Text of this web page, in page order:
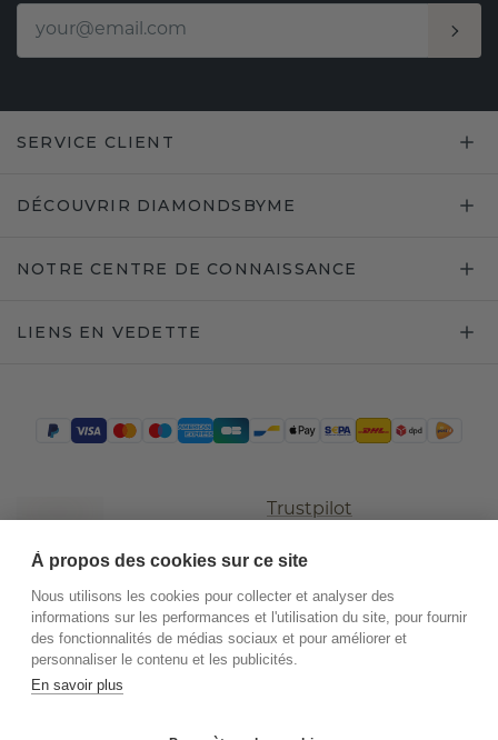
SERVICE CLIENT
DÉCOUVRIR DIAMONDSBYME
NOTRE CENTRE DE CONNAISSANCE
LIENS EN VEDETTE
Trustpilot
.DiamondsByMe
À propos des cookies sur ce site
Nous utilisons les cookies pour collecter et analyser des
informations sur les performances et l'utilisation du site, pour fournir
des fonctionnalités de médias sociaux et pour améliorer et
personnaliser le contenu et les publicités.
En savoir plus